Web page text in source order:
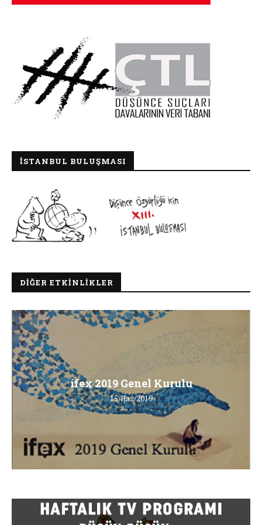
İSTANBUL BULUŞMASI
DIĞER ETKINLIKLER
ifex 2019 Genel Kurulu
15/Haz/2019